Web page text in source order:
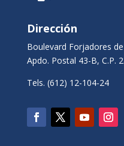
Dirección
Boulevard Forjadores
Apdo. Postal 43-B, C.P.
Tels. (612) 12-104-24